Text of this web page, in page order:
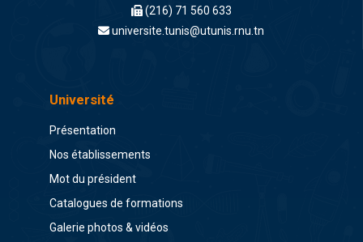
(216) 71 560 633
universite.tunis@utunis.rnu.tn
Université
Présentation
Nos établissements
Mot du président
Catalogues de formations
Galerie photos & vidéos